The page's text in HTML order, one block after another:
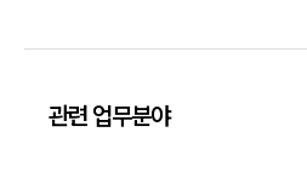
관련 업무분야